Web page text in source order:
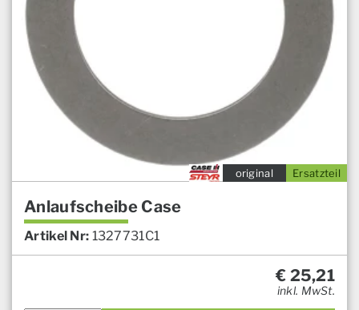
Ersatzteil
original
Anlaufscheibe Case
Artikel Nr: 1327731C1
€ 25,21
inkl. MwSt.